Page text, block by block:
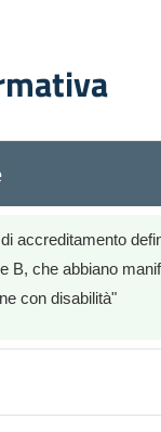
accreditamento
B, che abbiano
con disabilità"